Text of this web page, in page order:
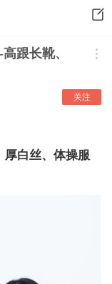
跟长靴、
关注
厚白丝、体操服